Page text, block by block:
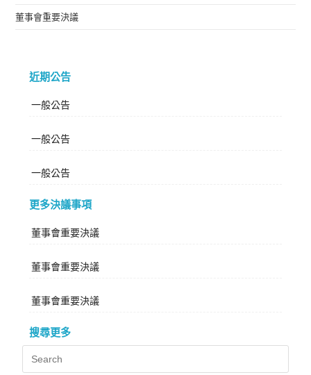
董事會重要決議
近期公告
一般公告
一般公告
一般公告
更多決議事項
董事會重要決議
董事會重要決議
董事會重要決議
搜尋更多